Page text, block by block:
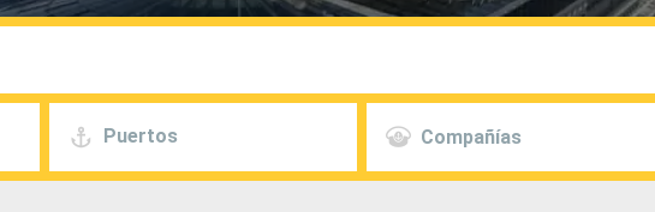
Puertos Compañías